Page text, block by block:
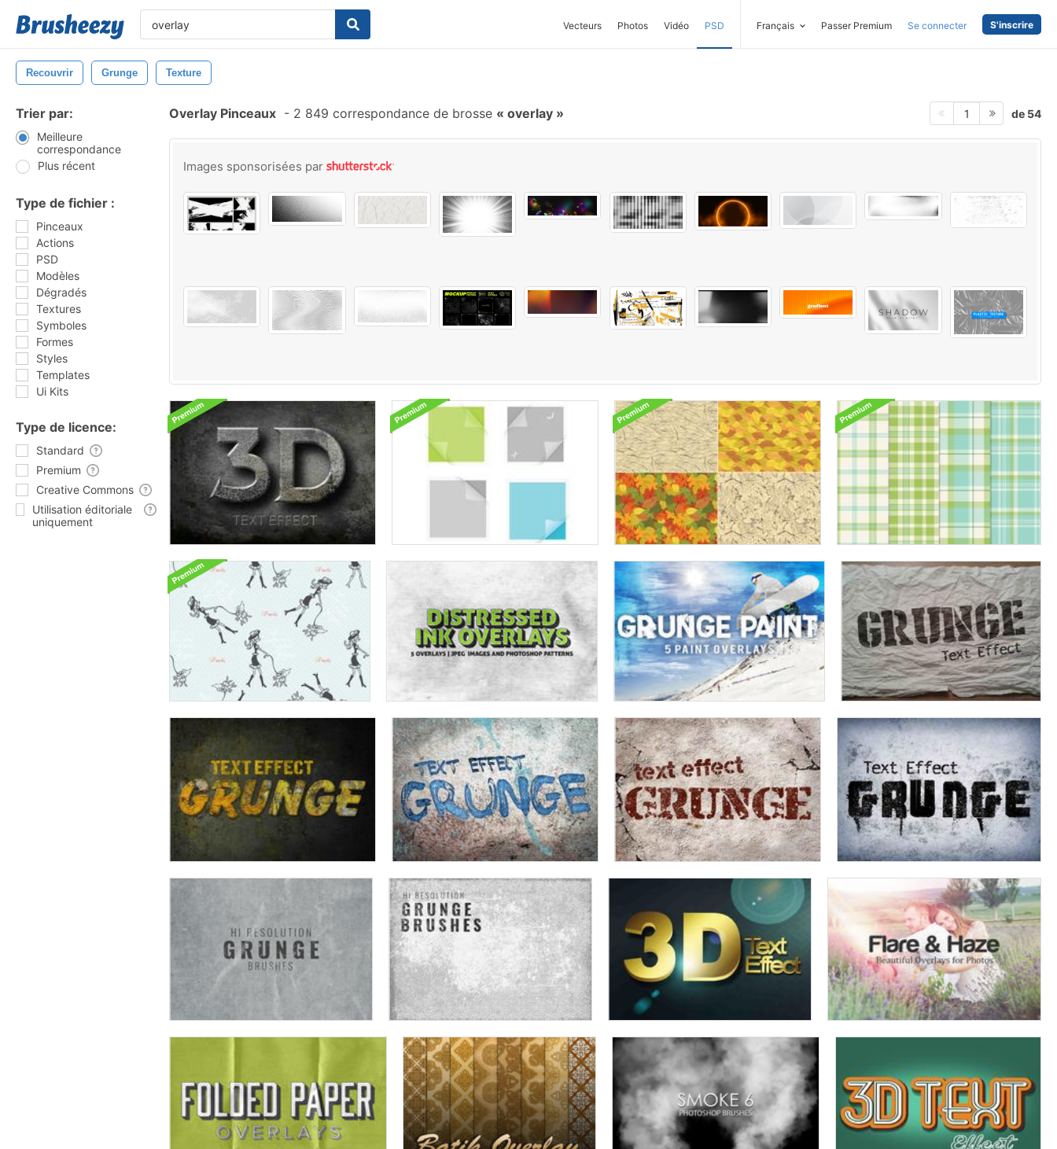
Vecteurs Photos Vidéo PSD Français Passer Premium Se connecter S'inscrire
Recouvrir Grunge Texture
Trier par:
Meilleure
correspondance
Plus récent
Type de fichier :
Pinceaux
Actions
PSD
Modèles
Dégradés
Textures
Symboles
Formes
Styles
Templates
Ui Kits
Type de licence:
Standard
Premium
Creative Commons
Utilisation éditoriale
uniquement
Overlay Pinceaux - 2 849 correspondance de brosse overlay 1 de 54
Images sponsorisées par